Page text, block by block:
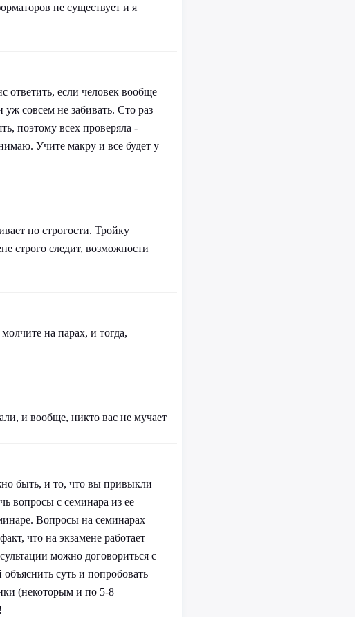
не существует и я
ответить, если человек вообще
уж совсем не забивать. Сто раз
поэтому всех проверяла -
Учите макру и все будет у
по строгости. Тройку
строго следит, возможности
на парах, и тогда,
и вообще, никто вас не мучает
быть, и то, что вы привыкли
вопросы с семинара из ее
Вопросы на семинарах
что на экзамене работает
можно договориться с
суть и попробовать
(некоторым и по 5-8